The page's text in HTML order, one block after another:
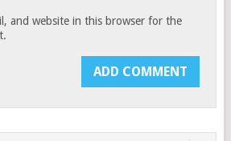
and website in this browser for the